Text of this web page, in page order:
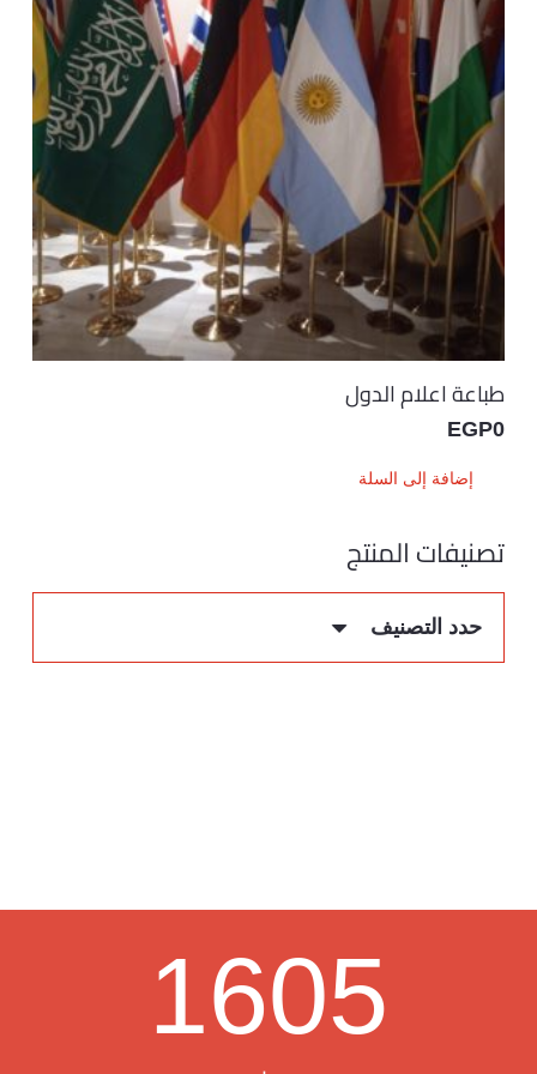
طباعة اعلام الدول
EGP0
إضافة إلى السلة
تصنيفات المنتج
حدد التصنيف
1605